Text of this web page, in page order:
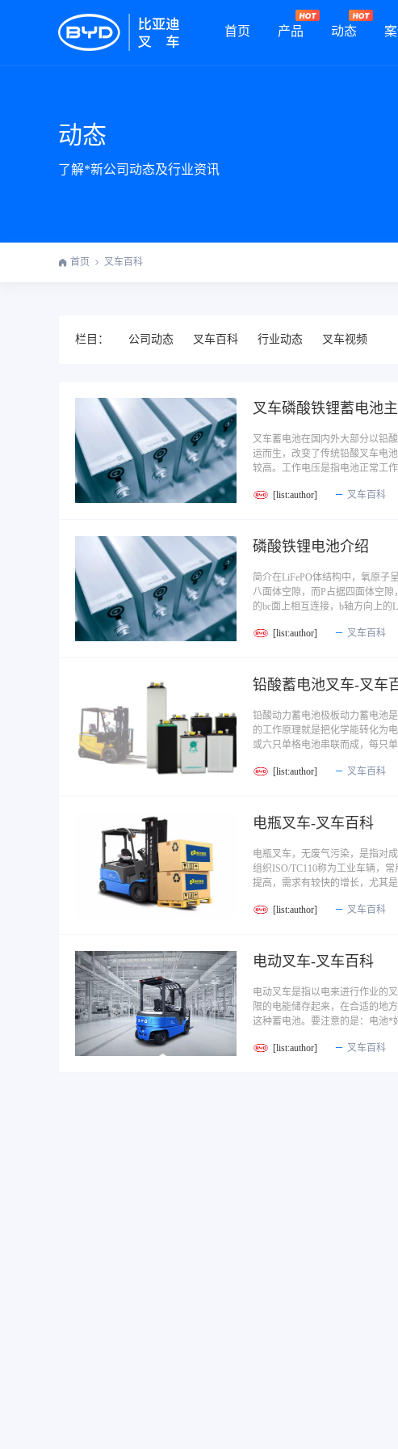
首页 产品 动态 案
动态
了解*新公司动态及行业资讯
首页 叉车百科
栏目： 公司动态 叉车百科 行业动态 叉车视频
叉车磷酸铁锂蓄电池
叉车蓄电池在国内外大部分以铅
运而生，改变了传统铅酸叉车电
较高。工作电压是指电池正常工
[list:author] 叉车百科
磷酸铁锂电池介绍
简介在LiFePO体结构中，氧原子
八面体空隙，而P占据四面体空
的bc面上相互连接，b轴方向上的
[list:author] 叉车百科
铅酸蓄电池叉车-叉车
铅酸动力蓄电池极板动力蓄电池
的工作原理就是把化学能转化为
或六只单格电池串联而成，每只
[list:author] 叉车百科
电瓶叉车-叉车百科
电瓶叉车，无废气污染，是指对
组织ISO/TC110称为工业车辆，
提高，需求有较快的增长，尤其
[list:author] 叉车百科
电动叉车-叉车百科
电动叉车是指以电来进行作业的
限的电能储存起来，在合适的地
这种蓄电池。要注意的是：电池*
[list:author] 叉车百科